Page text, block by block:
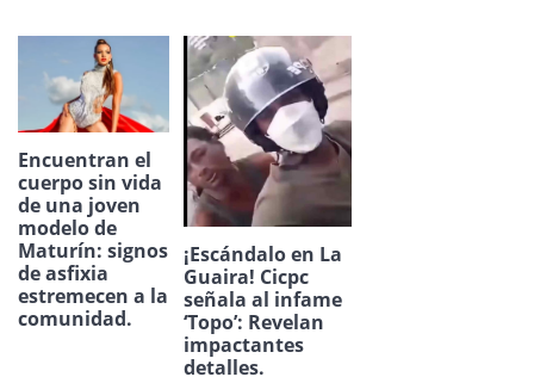
Encuentran el
cuerpo sin vida
de una joven
modelo de
Maturín: signos
de asfixia
estremecen a la
comunidad.
¡Escándalo en La
Guaira! Cicpc
señala al infame
‘Topo’: Revelan
impactantes
detalles.